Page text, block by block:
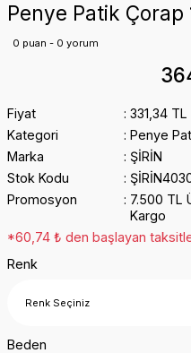
Penye Patik Çorap
0 puan - 0 yorum
Fiyat
331,34 TL
Kategori
Penye
Marka
ŞİRİN
Stok Kodu
Promosyon
7.500 TL
Kargo
*60,74 ₺ den başlayan
Renk
Beden